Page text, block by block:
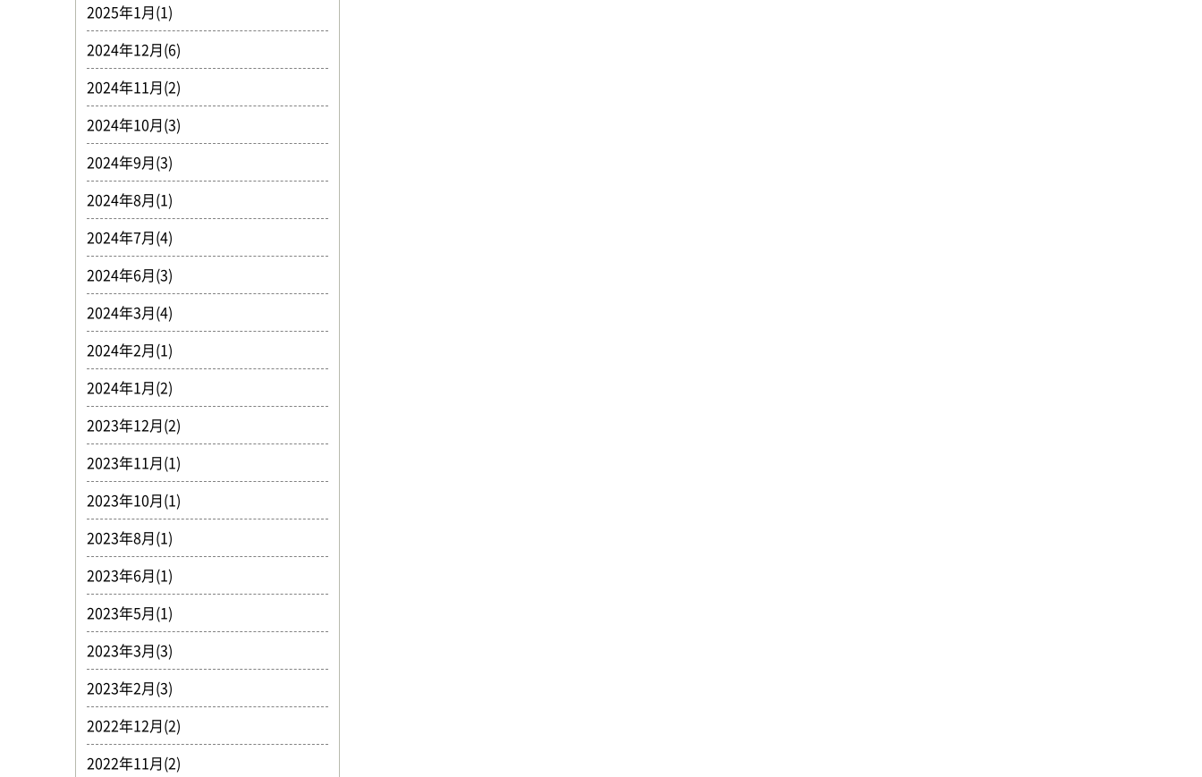
2025年1月(1)
2024年12月(6)
2024年11月(2)
2024年10月(3)
2024年9月(3)
2024年8月(1)
2024年7月(4)
2024年6月(3)
2024年3月(4)
2024年2月(1)
2024年1月(2)
2023年12月(2)
2023年11月(1)
2023年10月(1)
2023年8月(1)
2023年6月(1)
2023年5月(1)
2023年3月(3)
2023年2月(3)
2022年12月(2)
2022年11月(2)